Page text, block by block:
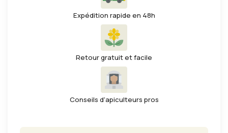
Expédition rapide en 48h
Retour gratuit et facile
Conseils d'apiculteurs pros